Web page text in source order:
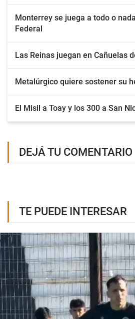
Monterrey se juega a todo o
Federal
Las Reinas juegan en Cañuelas
Metalúrgico quiere sostener su
El Misil a Toay y los 300 a San
DEJÁ TU COMENTARIO
TE PUEDE INTERESAR